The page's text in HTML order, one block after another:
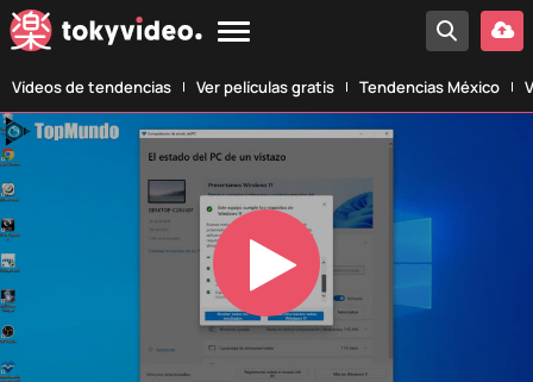
Vídeos de tendencias Ver películas gratis Tendencias México
Play